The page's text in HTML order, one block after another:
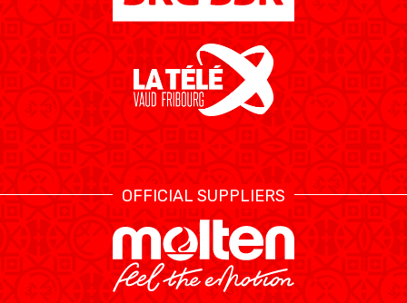
OFFICIAL SUPPLIERS